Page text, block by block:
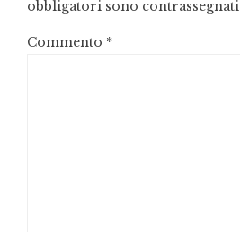
obbligatori sono contrassegnati
Commento *